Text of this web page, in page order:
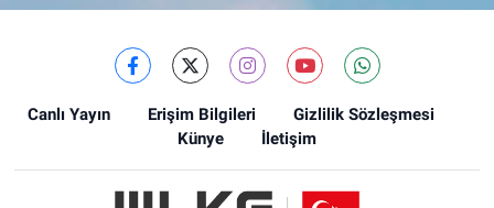
Canlı Yayın Erişim Bilgileri
Gizlilik Sözleşmesi
Künye
İletişim